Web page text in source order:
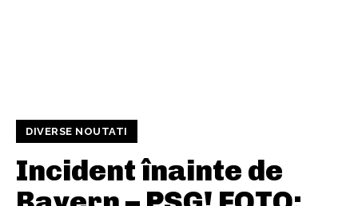
DIVERSE NOUTATI
Incident înainte de